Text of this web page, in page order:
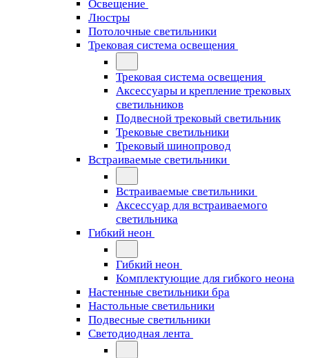
Освещение
Люстры
Потолочные светильники
Трековая система освещения
Трековая система освещения
Аксессуары и крепление трековых
светильников
Подвесной трековый светильник
Трековые светильники
Трековый шинопровод
Встраиваемые светильники
Встраиваемые светильники
Аксессуар для встраиваемого
светильника
Гибкий неон
Гибкий неон
Комплектующие для гибкого неона
Настенные светильники бра
Настольные светильники
Подвесные светильники
Светодиодная лента